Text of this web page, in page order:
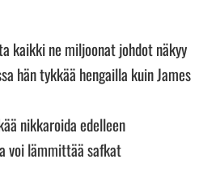
kaikki ne miljoonat johdot näkyy
hän tykkää hengailla kuin James
nikkaroida edelleen
voi lämmittää safkat